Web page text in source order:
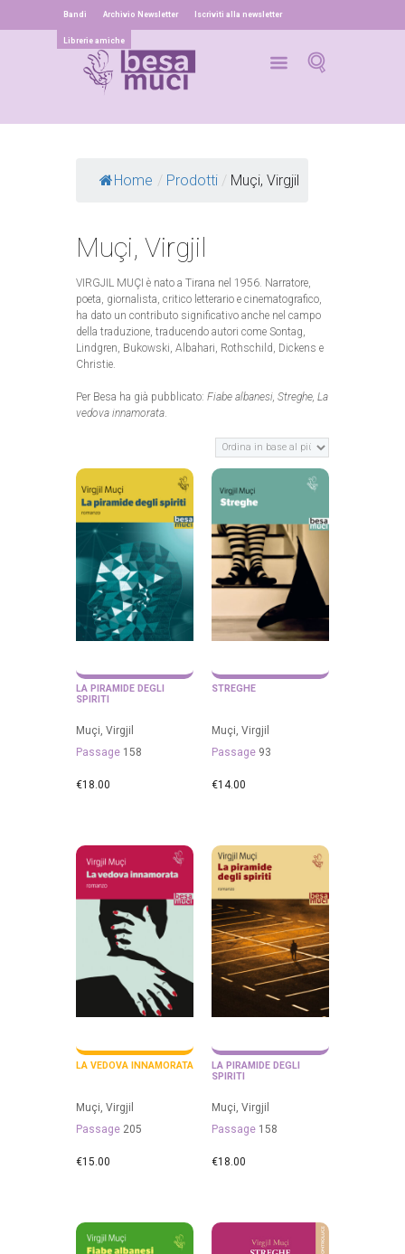
Bandi Archivio Newsletter Iscriviti alla newsletter
Librerie amiche
Home / Prodotti / Muçi, Virgjil
Muçi, Virgjil
VIRGJIL MUÇI è nato a Tirana nel 1956. Narratore,
poeta, giornalista, critico letterario e cinematografico,
ha dato un contributo significativo anche nel campo
della traduzione, traducendo autori come Sontag,
Lindgren, Bukowski, Albahari, Rothschild, Dickens e
Christie.
Per Besa ha già pubblicato: Fiabe albanesi, Streghe, La
vedova innamorata
LA PIRAMIDE DEGLI
SPIRITI
Muçi, Virgjil
Passage 158
€18.00
STREGHE
Muçi, Virgjil
Passage 93
€14.00
LA VEDOVA INNAMORATA
Muçi, Virgjil
Passage 205
€15.00
LA PIRAMIDE DEGLI
SPIRITI
Muçi, Virgjil
Passage 158
€18.00